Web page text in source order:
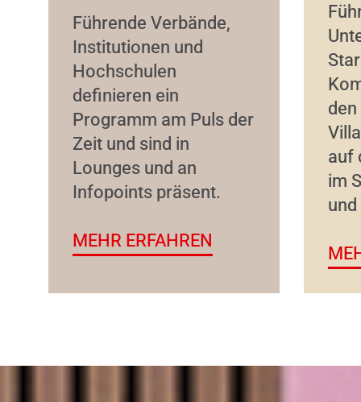
Führende Verbände,
Institutionen und
Hochschulen
definieren ein
Programm am Puls der
Zeit und sind in
Lounges und an
Infopoints präsent.
MEHR ERFAHREN
auf
im